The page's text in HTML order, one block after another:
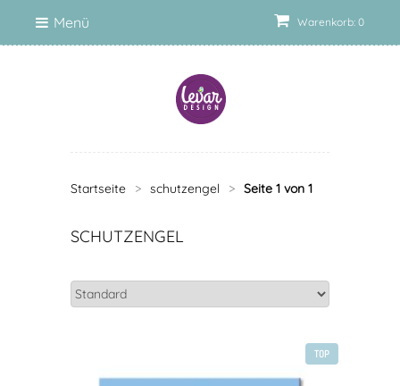
Warenkorb: 0
Menü
Startseite > schutzengel > Seite 1 von 1
SCHUTZENGEL
TOP